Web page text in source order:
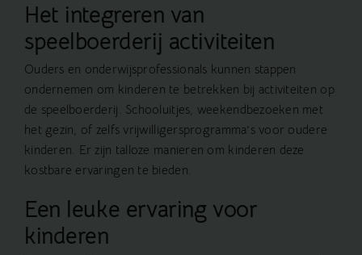
Het integreren van
speelboerderij activiteiten
Ouders en onderwijsprofessionals kunnen stappen
ondernemen om kinderen te betrekken bij activiteiten op
de speelboerderij. Schooluitjes, weekendbezoeken met
het gezin, of zelfs vrijwilligersprogramma’s voor oudere
kinderen. Er zijn talloze manieren om kinderen deze
kostbare ervaringen te bieden.
Een leuke ervaring voor
kinderen